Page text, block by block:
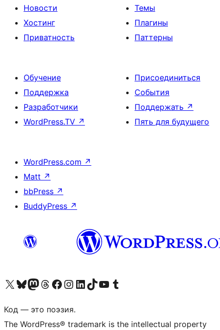
Новости
Хостинг
Приватность
Темы
Плагины
Паттерны
Обучение
Поддержка
Разработчики
WordPress.TV ↗
Присоединиться
События
Поддержать ↗
Пять для будущего
WordPress.com ↗
Matt ↗
bbPress ↗
BuddyPress ↗
Посетите нас в X (ранее Twitter)
Посетите нашу учётную запись в Bluesky
Посетите нашу ленту в Mastodon
Посетите нашу учётную запись в Threads
Посетите нашу страницу на Facebook
Посетите наш Instagram
Посетите нашу страницу в LinkedIn
Посетите нашу учётную запись в TikTok
Посетите наш канал YouTube
Посетите нашу учётную запись в Tumblr
Код — это поэзия.
The WordPress® trademark is the intellectual property